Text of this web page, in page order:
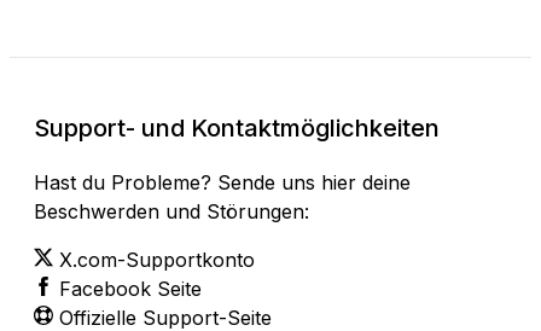
Support- und Kontaktmöglichkeiten
Hast du Probleme? Sende uns hier deine
Beschwerden und Störungen:
X.com-Supportkonto
Facebook Seite
Offizielle Support-Seite